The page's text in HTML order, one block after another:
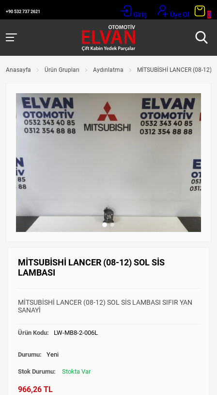
+90 532 737 2621 Giriş Üye Ol 0
Anasayfa Ürün Grupları Aydınlatma MİTSUBİSHİ LANCER (08-12)
MİTSUBİSHİ LANCER (08-12) SOL SİS
LAMBASI
MİTSUBİSHİ LANCER (08-12) SOL SİS LAMBASI SIFIR YAN
SANAYİ
Ürün Kodu: LW-MB8-2-006L
Durumu: Yeni
Stok Durumu: Stokta Var
966,26 TL